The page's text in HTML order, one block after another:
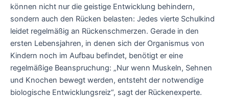
können nicht nur die geistige Entwicklung behindern,
sondern auch den Rücken belasten: Jedes vierte Schulkind
leidet regelmäßig an Rückenschmerzen. Gerade in den
ersten Lebensjahren, in denen sich der Organismus von
Kindern noch im Aufbau befindet, benötigt er eine
regelmäßige Beanspruchung: „Nur wenn Muskeln, Sehnen
und Knochen bewegt werden, entsteht der notwendige
biologische Entwicklungsreiz“, sagt der Rückenexperte.